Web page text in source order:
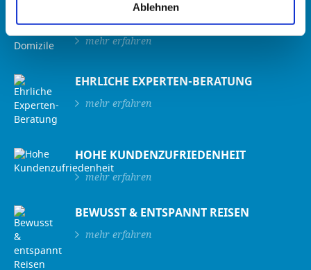
Ablehnen
100% HANDVERLESENE DOMIZILE
mehr erfahren
EHRLICHE EXPERTEN-BERATUNG
mehr erfahren
HOHE KUNDENZUFRIEDENHEIT
mehr erfahren
BEWUSST & ENTSPANNT REISEN
mehr erfahren